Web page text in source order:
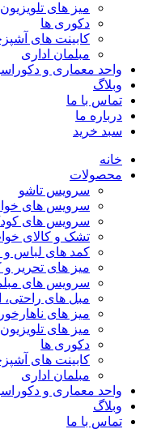
میز های تلویزیون
دکوری ها
کابینت های
مبلمان اداری
واحد معماری و
وبلاگ
تماس با ما
درباره ما
سبد خرید
خانه
محصولات
سرویس تاشو
سرویس های
سرویس های
تشک و کالای
کمد های لباس
میز های تحریر و
سرویس های
مبل های
میز های
میز های تلویزیون
دکوری ها
کابینت های
مبلمان اداری
واحد معماری و
وبلاگ
تماس با ما